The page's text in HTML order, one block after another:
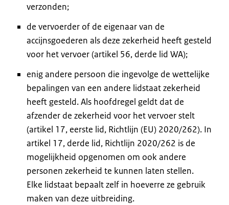
verzonden;
de vervoerder of de eigenaar van de
accijnsgoederen als deze zekerheid heeft gesteld
voor het vervoer (artikel 56, derde lid WA);
enig andere persoon die ingevolge de wettelijke
bepalingen van een andere lidstaat zekerheid
heeft gesteld. Als hoofdregel geldt dat de
afzender de zekerheid voor het vervoer stelt
(artikel 17, eerste lid, Richtlijn (EU) 2020/262). In
artikel 17, derde lid, Richtlijn 2020/262 is de
mogelijkheid opgenomen om ook andere
personen zekerheid te kunnen laten stellen.
Elke lidstaat bepaalt zelf in hoeverre ze gebruik
maken van deze uitbreiding.